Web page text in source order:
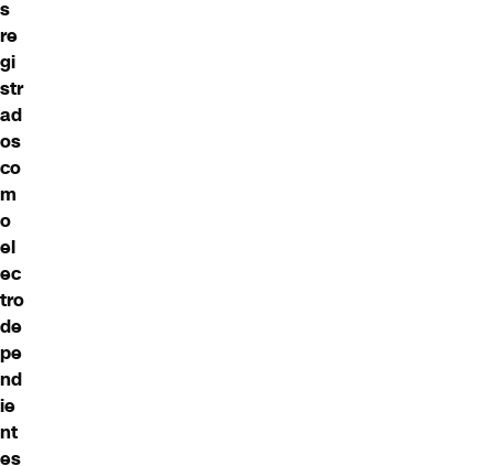
s
re
gi
str
ad
os
co
m
o
el
ec
tro
de
pe
nd
ie
nt
es